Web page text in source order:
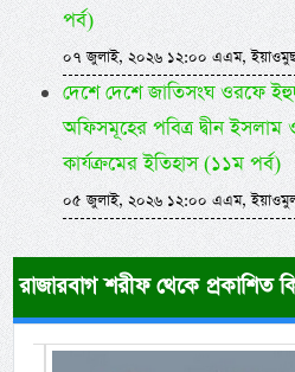
পর্ব)
০৭ জুলাই, ২০২৬ ১২:০০ এএম, ইয়াওমুছ
দেশে দেশে জাতিসংঘ ওরফে
অফিসমূহের পবিত্র দ্বীন
কার্যক্রমের ইতিহাস (১১ম পর্ব)
০৫ জুলাই, ২০২৬ ১২:০০ এএম,
রাজারবাগ শরীফ থেকে প্রকাশিত